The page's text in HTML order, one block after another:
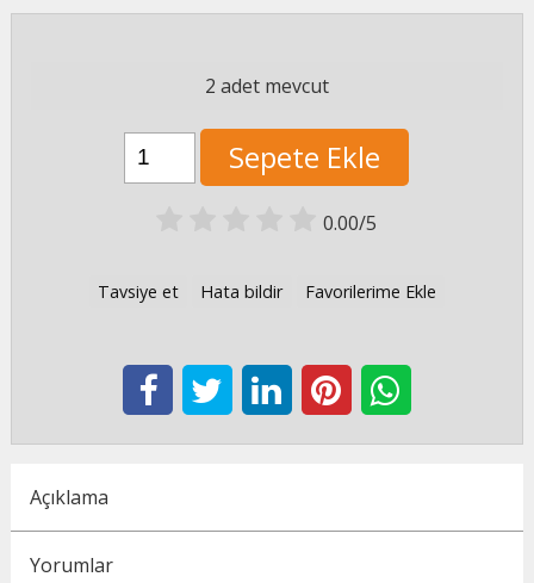
2 adet mevcut
Sepete Ekle
0.00/5
Tavsiye et Hata bildir Favorilerime Ekle
Açıklama
Yorumlar